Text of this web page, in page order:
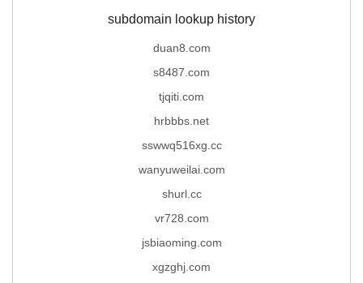
subdomain lookup history
duan8.com
s8487.com
tjqiti.com
hrbbbs.net
sswwq516xg.cc
wanyuweilai.com
shurl.cc
vr728.com
jsbiaoming.com
xgzghj.com